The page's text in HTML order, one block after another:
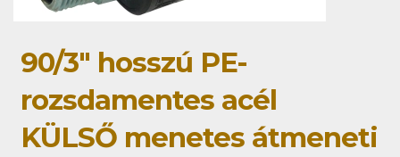
90/3" hosszú PE-
rozsdamentes acél
KÜLSŐ menetes átmeneti